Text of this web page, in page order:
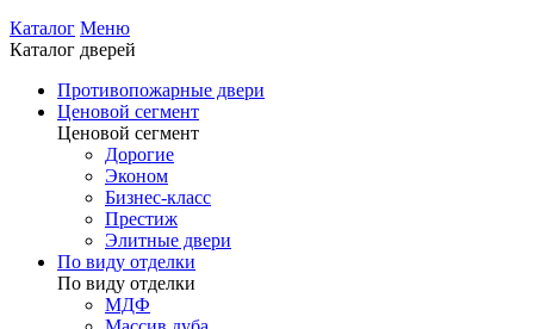
Каталог Меню
Каталог дверей
Противопожарные двери
Ценовой сегмент
Ценовой сегмент
Дорогие
Эконом
Бизнес-класс
Престиж
Элитные двери
По виду отделки
По виду отделки
МДФ